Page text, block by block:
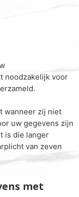
noodzakelijk voor
wanneer zij niet
uw gegevens zijn
is die langer
van zeven
met